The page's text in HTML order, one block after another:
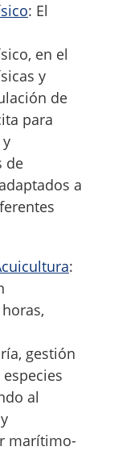
: El
en el
y
de
para
de
a
:
gestión
al
marítimo-